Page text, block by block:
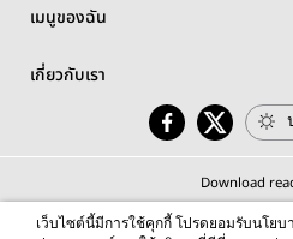
เมนูของฉัน
เกี่ยวกับเรา
Download
เว็บไซต์นี้มีการใช้คุกกี้ โปรดยอมรับนโยบ